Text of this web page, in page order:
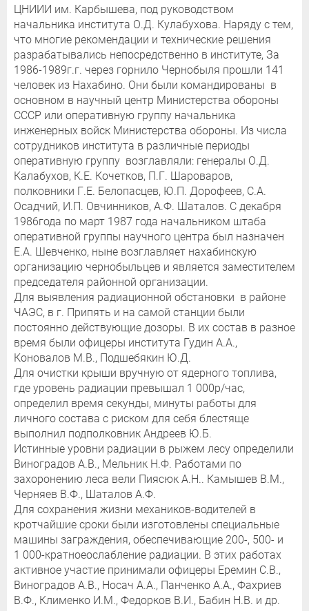
ЦНИИИ им. Карбышева, под руководством
начальника института О.Д. Кулабухова. Наряду с тем,
что многие рекомендации и технические решения
разрабатывались непосредственно в институте, За
1986-1989г.г. через горнило Чернобыля прошли 141
человек из Нахабино. Они были командированы в
основном в научный центр Министерства обороны
СССР или оперативную группу начальника
инженерных войск Министерства обороны. Из числа
сотрудников института в различные периоды
оперативную группу возглавляли: генералы О.Д.
Калабухов, К.Е. Кочетков, П.Г. Шароваров,
полковники Г.Е. Белопасцев, Ю.П. Дорофеев, С.А.
Осадчий, И.П. Овчинников, А.Ф. Шаталов. С декабря
1986года по март 1987 года начальником штаба
оперативной группы научного центра был назначен
Е.А. Шевченко, ныне возглавляет нахабинскую
организацию чернобыльцев и является заместителем
председателя районной организации.
Для выявления радиационной обстановки в районе
ЧАЭС, в г. Припять и на самой станции были
постоянно действующие дозоры. В их состав в разное
время были офицеры института Гудин А.А.,
Коновалов М.В., Подшебякин Ю.Д.
Для очистки крыши вручную от ядерного топлива,
где уровень радиации превышал 1 000р/час,
определил время секунды, минуты работы для
личного состава с риском для себя блестяще
выполнил подполковник Андреев Ю.Б.
Истинные уровни радиации в рыжем лесу определили
Виноградов А.В., Мельник Н.Ф. Работами по
захоронению леса вели Пиясюк А.Н.. Камышев В.М.,
Черняев В.Ф., Шаталов А.Ф.
Для сохранения жизни механиков-водителей в
кротчайшие сроки были изготовлены специальные
машины заграждения, обеспечивающие 200-, 500- и
1 000-кратноеослабление радиации. В этих работах
активное участие принимали офицеры Еремин С.В.,
Виноградов А.В., Носач А.А., Панченко А.А., Фахриев
В.Ф., Клименко И.М., Федорков В.И., Бабин Н.В. и др.